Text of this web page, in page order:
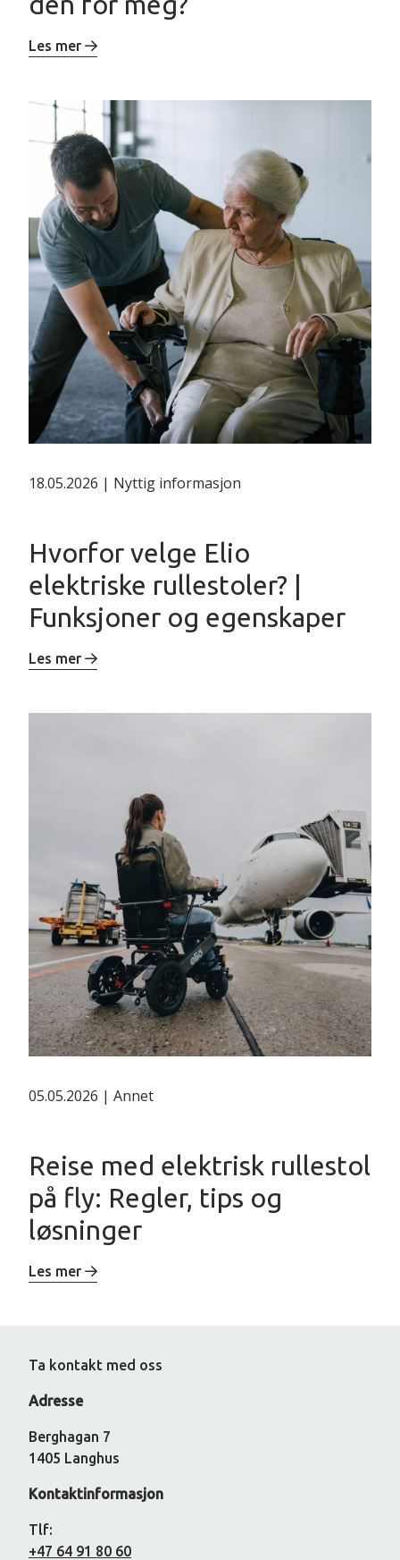
Les mer
18.05.2026 | Nyttig informasjon
Hvorfor velge Elio
elektriske rullestoler? |
Funksjoner og egenskaper
Les mer
05.05.2026 | Annet
Reise med elektrisk rullestol
på fly: Regler, tips og
løsninger
Les mer
Ta kontakt med oss
Adresse
Berghagan 7
1405 Langhus
Kontaktinformasjon
Tlf:
+47 64 91 80 60